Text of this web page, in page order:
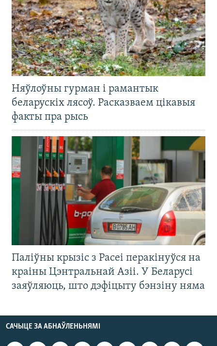
Няўлоўны гурман і рамантык
беларускіх лясоў. Расказваем цікавыя
факты пра рысь
Паліўны крызіс з Расеі перакінуўся на
краіны Цэнтральнай Азіі. У Беларусі
заяўляюць, што дэфіцыту бэнзіну няма
САЧЫЦЕ ЗА АБНАЎЛЕНЬНЯМІ